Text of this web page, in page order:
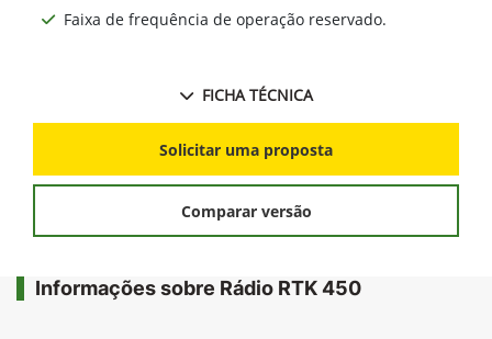
Faixa de frequência de operação reservado.
FICHA TÉCNICA
Solicitar uma proposta
Comparar versão
Informações sobre Rádio RTK 450